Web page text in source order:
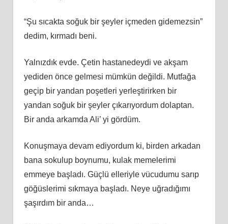
“Şu sıcakta soğuk bir şeyler içmeden gidemezsin”
dedim, kırmadı beni.
Yalnızdık evde. Çetin hastanedeydi ve akşam
yediden önce gelmesi mümkün değildi. Mutfağa
geçip bir yandan poşetleri yerleştirirken bir
yandan soğuk bir şeyler çıkarıyordum dolaptan.
Bir anda arkamda Ali’ yi gördüm.
Konuşmaya devam ediyordum ki, birden arkadan
bana sokulup boynumu, kulak memelerimi
emmeye başladı. Güçlü elleriyle vücudumu sarıp
göğüslerimi sıkmaya başladı. Neye uğradığımı
şaşırdım bir anda…